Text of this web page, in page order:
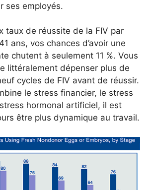
ses employés.
taux de réussite de la FIV par
ans, vos chances d’avoir une
chutent à seulement 11 %. Vous
littéralement dépenser plus de
cycles de FIV avant de réussir.
le stress financier, le stress
hormonal artificiel, il est
être plus dynamique au travail.